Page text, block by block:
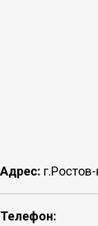
Адрес:
Телефон: